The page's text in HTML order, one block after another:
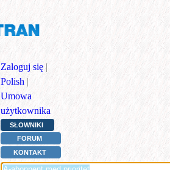
Zaloguj się |
Polish |
Umowa
użytkownika
SŁOWNIKI
FORUM
KONTAKT